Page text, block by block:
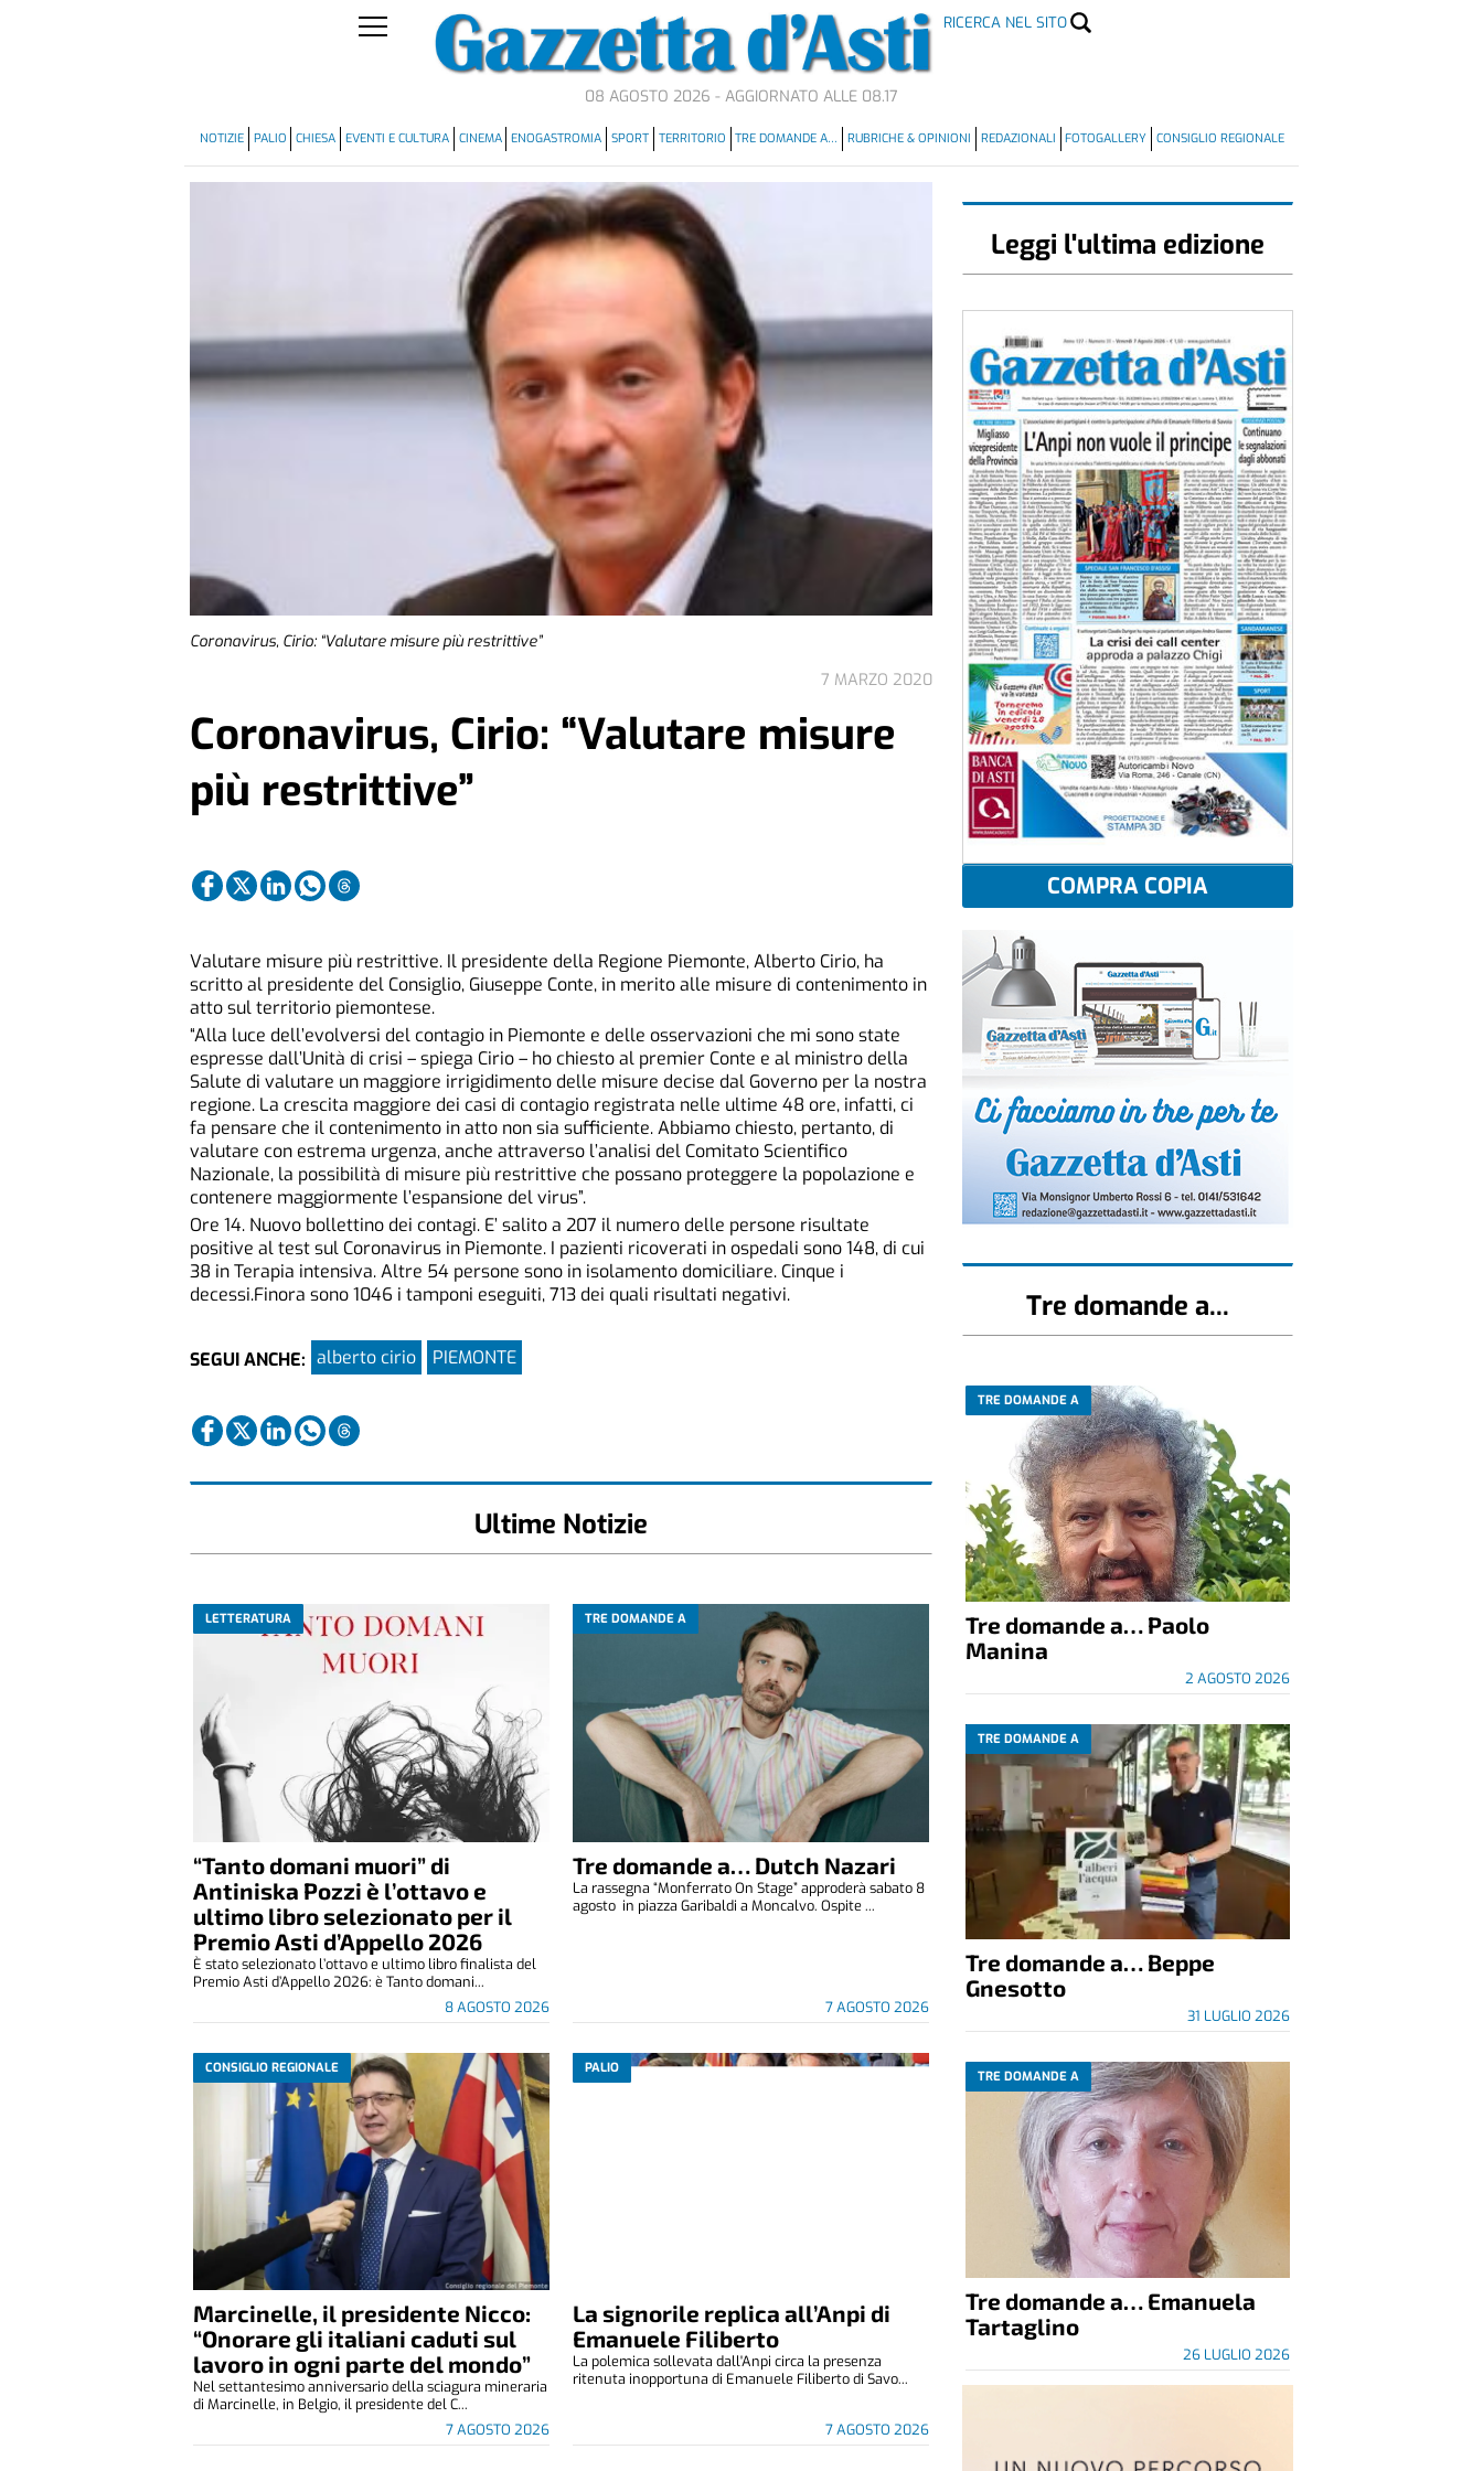
RICERCA NEL SITO
08 AGOSTO 2026 - AGGIORNATO ALLE 08.17
NOTIZIE PALIO CHIESA EVENTI E CULTURA CINEMA ENOGASTROMIA SPORT TERRITORIO TRE DOMANDE A… RUBRICHE & OPINIONI REDAZIONALI FOTOGALLERY CONSIGLIO REGIONALE
Coronavirus, Cirio: “Valutare misure più restrittive”
7 MARZO 2020
Coronavirus, Cirio: “Valutare misure
più restrittive”
Valutare misure più restrittive. Il presidente della Regione Piemonte, Alberto Cirio, ha
scritto al presidente del Consiglio, Giuseppe Conte, in merito alle misure di contenimento in
atto sul territorio piemontese.
“Alla luce dell’evolversi del contagio in Piemonte e delle osservazioni che mi sono state
espresse dall’Unità di crisi – spiega Cirio – ho chiesto al premier Conte e al ministro della
Salute di valutare un maggiore irrigidimento delle misure decise dal Governo per la nostra
regione. La crescita maggiore dei casi di contagio registrata nelle ultime 48 ore, infatti, ci
fa pensare che il contenimento in atto non sia sufficiente. Abbiamo chiesto, pertanto, di
valutare con estrema urgenza, anche attraverso l’analisi del Comitato Scientifico
Nazionale, la possibilità di misure più restrittive che possano proteggere la popolazione e
contenere maggiormente l’espansione del virus”.
Ore 14. Nuovo bollettino dei contagi. E’ salito a 207 il numero delle persone risultate
positive al test sul Coronavirus in Piemonte. I pazienti ricoverati in ospedali sono 148, di cui
38 in Terapia intensiva. Altre 54 persone sono in isolamento domiciliare. Cinque i
decessi.Finora sono 1046 i tamponi eseguiti, 713 dei quali risultati negativi.
SEGUI ANCHE: alberto cirio PIEMONTE
Ultime Notizie
LETTERATURA
“Tanto domani muori” di
Antiniska Pozzi è l’ottavo e
ultimo libro selezionato per il
Premio Asti d’Appello 2026
8 AGOSTO 2026
È stato selezionato l’ottavo e ultimo libro finalista del
Premio Asti d’Appello 2026: è Tanto domani...
TRE DOMANDE A
Tre domande a… Dutch Nazari
7 AGOSTO 2026
La rassegna “Monferrato On Stage” approderà sabato 8
agosto in piazza Garibaldi a Moncalvo. Ospite ...
CONSIGLIO REGIONALE
Marcinelle, il presidente Nicco:
“Onorare gli italiani caduti sul
lavoro in ogni parte del mondo”
7 AGOSTO 2026
Nel settantesimo anniversario della sciagura mineraria
di Marcinelle, in Belgio, il presidente del C...
PALIO
La signorile replica all’Anpi di
Emanuele Filiberto
7 AGOSTO 2026
La polemica sollevata dall'Anpi circa la presenza
ritenuta inopportuna di Emanuele Filiberto di Savo...
Leggi l'ultima edizione
COMPRA COPIA
Tre domande a...
TRE DOMANDE A
Tre domande a… Paolo
Manina
2 AGOSTO 2026
TRE DOMANDE A
Tre domande a… Beppe
Gnesotto
31 LUGLIO 2026
TRE DOMANDE A
Tre domande a… Emanuela
Tartaglino
26 LUGLIO 2026